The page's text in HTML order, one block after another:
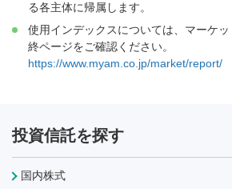
る各主体に帰属します。
使用インデックスについては、マーケ
終ページをご確認ください。
https://www.myam.co.jp/market/report/
投資信託を探す
国内株式